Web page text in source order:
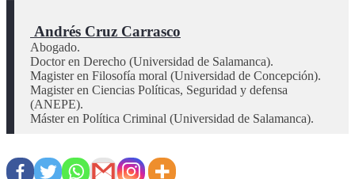
Andrés Cruz Carrasco
Abogado.
Doctor en Derecho (Universidad de Salamanca).
Magister en Filosofía moral (Universidad de Concepción).
Magister en Ciencias Políticas, Seguridad y defensa
(ANEPE).